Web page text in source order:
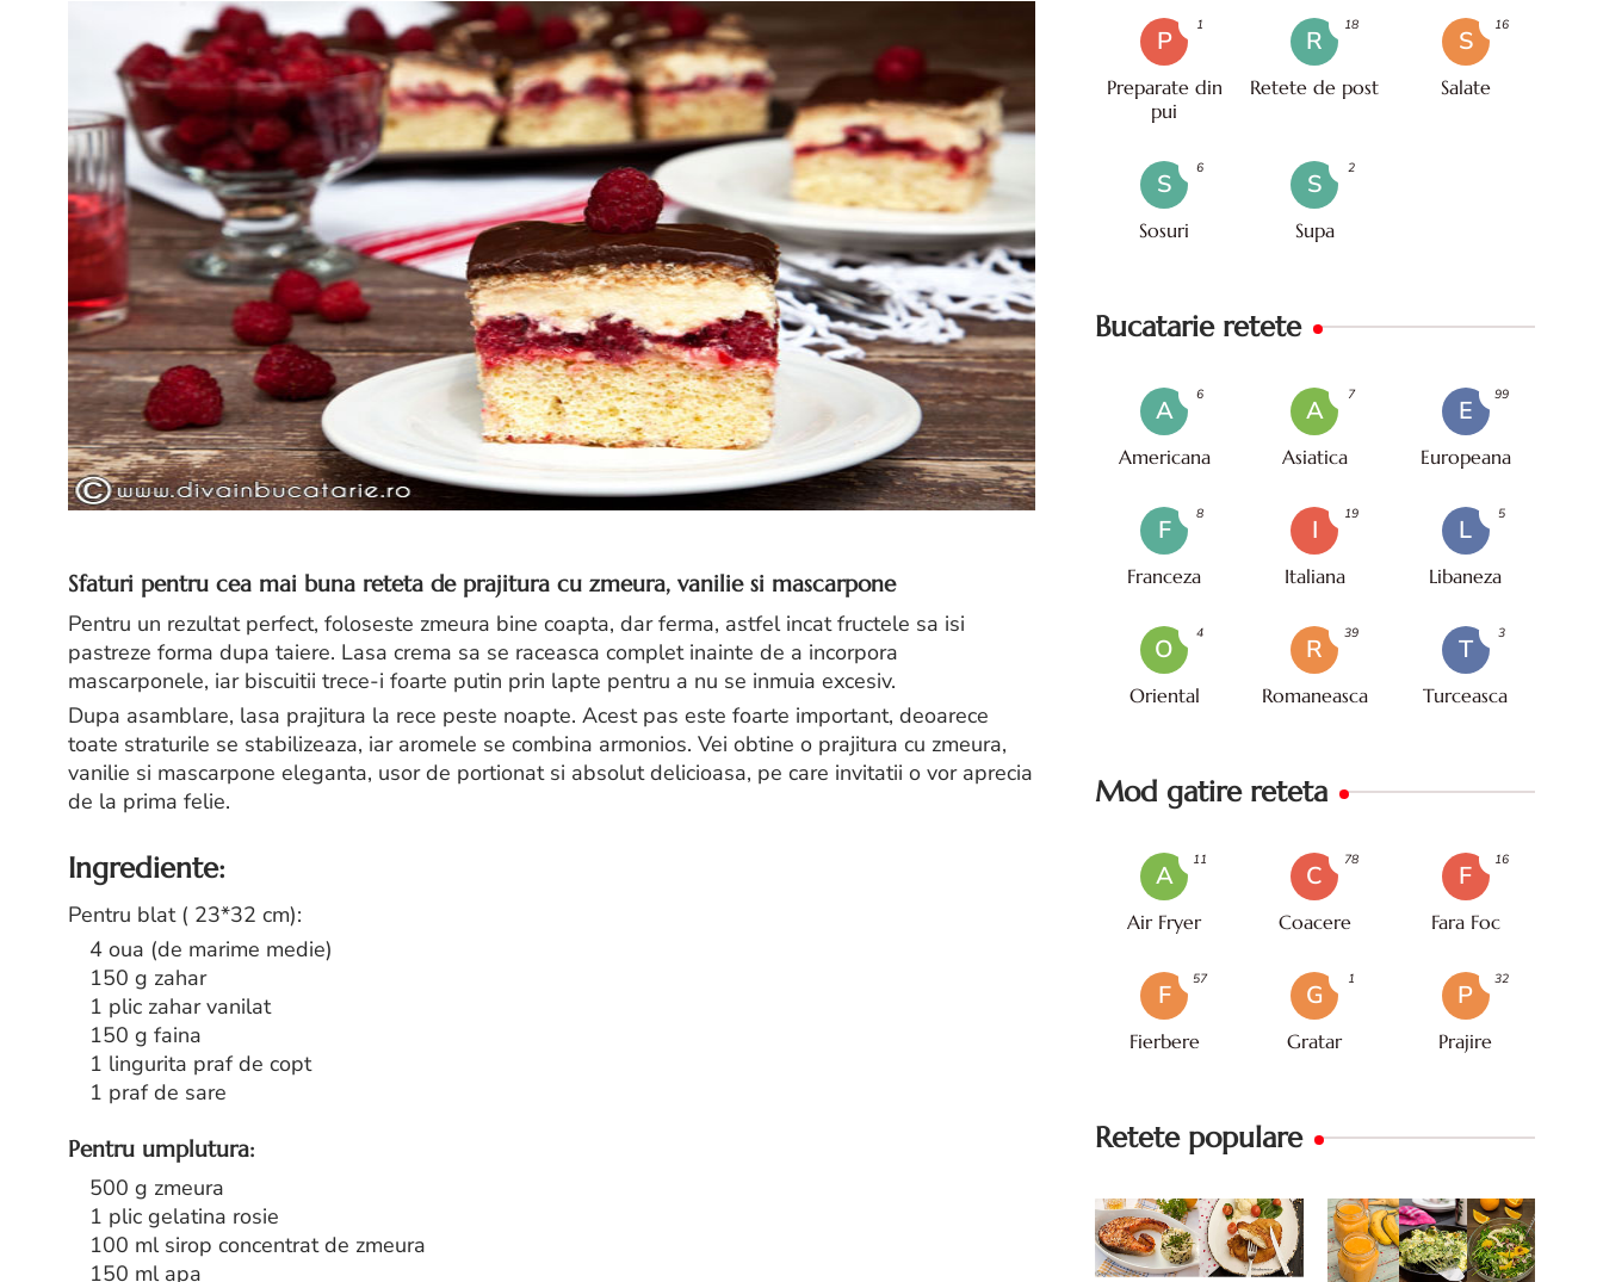
Sfaturi pentru cea mai buna reteta de prajitura cu zmeura, vanilie si mascarpone
Pentru un rezultat perfect, foloseste zmeura bine coapta, dar ferma, astfel incat fructele sa isi
pastreze forma dupa taiere. Lasa crema sa se raceasca complet inainte de a incorpora
mascarponele, iar biscuitii trece-i foarte putin prin lapte pentru a nu se inmuia excesiv.
Dupa asamblare, lasa prajitura la rece peste noapte. Acest pas este foarte important, deoarece
toate straturile se stabilizeaza, iar aromele se combina armonios. Vei obtine o prajitura cu zmeura,
vanilie si mascarpone eleganta, usor de portionat si absolut delicioasa, pe care invitatii o vor aprecia
de la prima felie.
Ingrediente:
Pentru blat ( 23*32 cm):
4 oua (de marime medie)
150 g zahar
1 plic zahar vanilat
150 g faina
1 lingurita praf de copt
1 praf de sare
Pentru umplutura:
500 g zmeura
1 plic gelatina rosie
100 ml sirop concentrat de zmeura
150 ml apa
P
Preparate din
pui
1
R
Retete de post
18
S
Salate
16
S
Sosuri
6
S
Supa
2
Bucatarie retete
A
Americana
6
A
Asiatica
7
E
Europeana
99
F
Franceza
8
I
Italiana
19
L
Libaneza
5
O
Oriental
4
R
Romaneasca
39
T
Turceasca
3
Mod gatire reteta
A
Air Fryer
11
C
Coacere
78
F
Fara Foc
16
F
Fierbere
57
G
Gratar
1
P
Prajire
32
Retete populare